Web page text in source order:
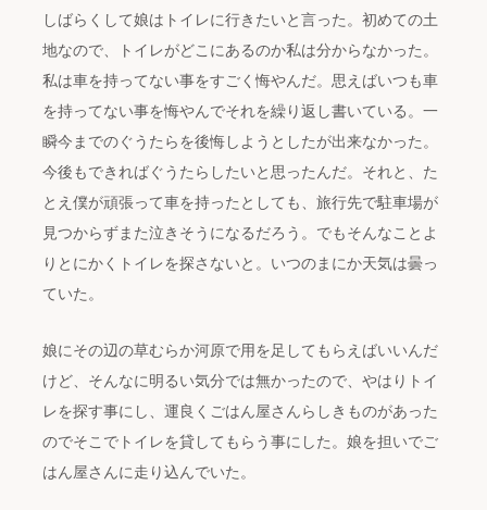
しばらくして娘はトイレに行きたいと言った。初めての土
地なので、トイレがどこにあるのか私は分からなかった。
私は車を持ってない事をすごく悔やんだ。思えばいつも車
を持ってない事を悔やんでそれを繰り返し書いている。一
瞬今までのぐうたらを後悔しようとしたが出来なかった。
今後もできればぐうたらしたいと思ったんだ。それと、た
とえ僕が頑張って車を持ったとしても、旅行先で駐車場が
見つからずまた泣きそうになるだろう。でもそんなことよ
りとにかくトイレを探さないと。いつのまにか天気は曇っ
ていた。
娘にその辺の草むらか河原で用を足してもらえばいいんだ
けど、そんなに明るい気分では無かったので、やはりトイ
レを探す事にし、運良くごはん屋さんらしきものがあった
のでそこでトイレを貸してもらう事にした。娘を担いでご
はん屋さんに走り込んでいた。